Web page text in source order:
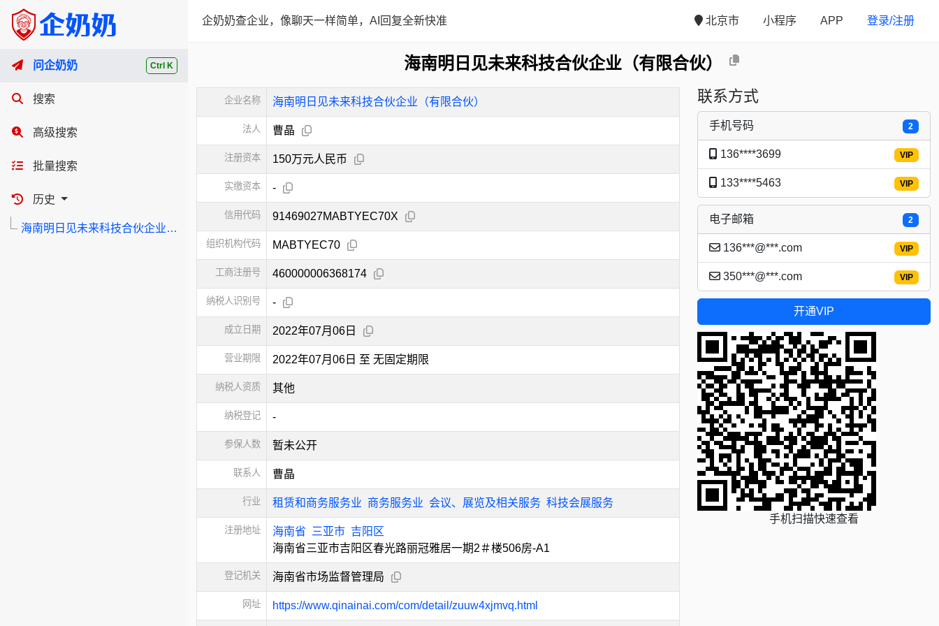
Ctrl K
问企奶奶
搜索
高级搜索
批量搜索
历史
海南明日见未来科技合伙企业（有限合伙）
企奶奶查企业，像聊天一样简单，AI回复全新快准 北京市 小程序 APP 登录/注册
海南明日见未来科技合伙企业（有限合伙）
企业名称 海南明日见未来科技合伙企业（有限合伙）
法人 曹晶
注册资本 150万元人民币
实缴资本 -
信用代码 91469027MABTYEC70X
组织机构代码 MABTYEC70
工商注册号 460000006368174
纳税人识别号 -
成立日期 2022年07月06日
营业期限 2022年07月06日 至 无固定期限
纳税人资质 其他
纳税登记 -
参保人数 暂未公开
联系人 曹晶
行业 租赁和商务服务业 商务服务业 会议、展览及相关服务 科技会展服务
注册地址 海南省 三亚市 吉阳区
海南省三亚市吉阳区春光路丽冠雅居一期2＃楼506房-A1
登记机关 海南省市场监督管理局
网址 https://www.qinainai.com/com/detail/zuuw4xjmvq.html
联系方式
2
手机号码
VIP
136****3699
VIP
133****5463
2
电子邮箱
VIP
136***@***.com
VIP
350***@***.com
开通VIP
手机扫描快速查看